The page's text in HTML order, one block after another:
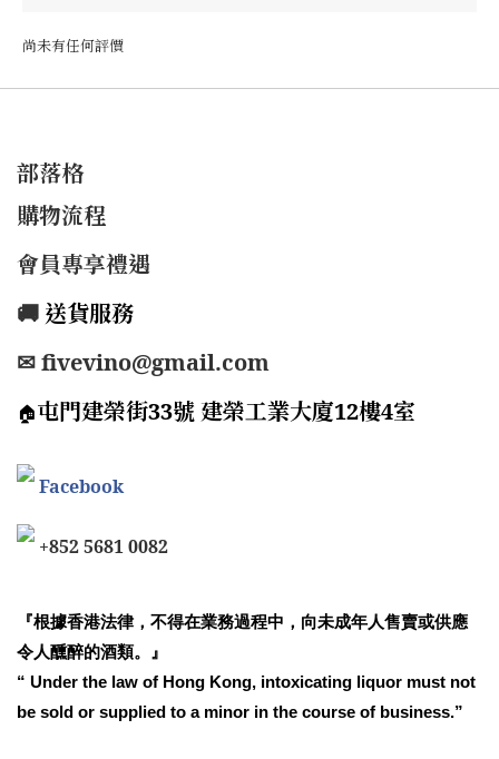
尚未有任何評價
部落格
購物流程
會員專享禮遇
🚚 送貨服務
✉ fivevino@gmail.com
🏠屯門建榮街33號 建榮工業大廈12樓4室
Facebook
+852 5681 0082
『根據香港法律，不得在業務過程中，向未成年人售賣或供應
令人醺醉的酒類。』
“ Under the law of Hong Kong, intoxicating liquor must not
be sold or supplied to a minor in the course of business.”